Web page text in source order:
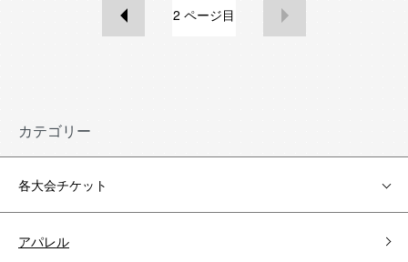
2 ページ目
カテゴリー
各大会チケット
アパレル